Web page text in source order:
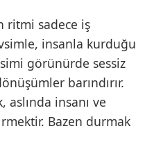
ritmi sadece iş
insanla kurduğu
görünürde sessiz
barındırır.
aslında insanı ve
Bazen durmak